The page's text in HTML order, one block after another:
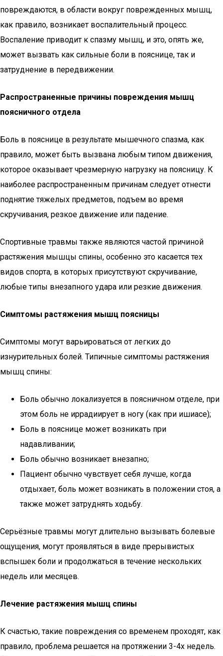
повреждаются, в области вокруг поврежденных мышц,
как правило, возникает воспалительный процесс.
Воспаление приводит к спазму мышц, и это, опять же,
может вызвать как сильные боли в пояснице, так и
затруднение в передвижении.
Распространенные причины повреждения мышц
поясничного отдела
Боль в пояснице в результате мышечного спазма, как
правило, может быть вызвана любым типом движения,
которое оказывает чрезмерную нагрузку на поясницу. К
наиболее распространенным причинам следует отнести
поднятие тяжелых предметов, подъем во время
скручивания, резкое движение или падение.
Спортивные травмы также являются частой причиной
растяжения мышцы спины, особенно это касается тех
видов спорта, в которых присутствуют скручивание,
любые типы внезапного удара или резкие движения.
Симптомы растяжения мышц поясницы
Симптомы могут варьироваться от легких до
изнурительных болей. Типичные симптомы растяжения
мышц спины:
Боль обычно локализуется в поясничном отделе, при
этом боль не иррадиирует в ногу (как при ишиасе);
Боль в пояснице может возникать при
надавливании;
Боль обычно возникает внезапно;
Пациент обычно чувствует себя лучше, когда
отдыхает, боль может возникать в положении стоя, а
также может затруднять ходьбу.
Серьёзные травмы могут длительно вызывать болевые
ощущения, могут проявляться в виде прерывистых
вспышек боли и продолжаться в течение нескольких
недель или месяцев.
Лечение растяжения мышц спины
К счастью, такие повреждения со временем проходят, как
правило, проблема решается на протяжении 3-4х недель.